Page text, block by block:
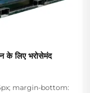
के लिए भरोसेमंद
margin-bottom: